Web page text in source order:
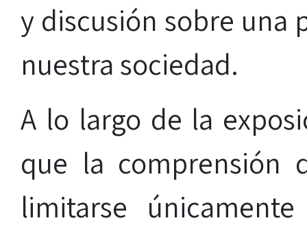
y discusión sobre una
nuestra sociedad.
A lo largo de la
que la comprensión
limitarse